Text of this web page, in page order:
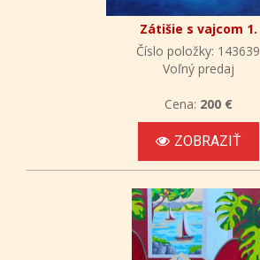
Zátišie s vajcom 1.
Číslo položky: 143639
Voľný predaj
Cena: 200 €
ZOBRAZIŤ